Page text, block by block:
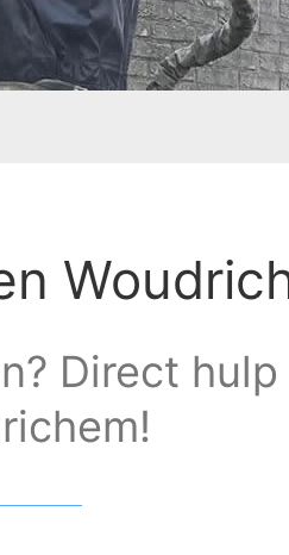
Direct hulp